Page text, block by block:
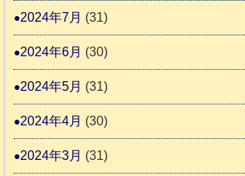
2024年7月 (31)
2024年6月 (30)
2024年5月 (31)
2024年4月 (30)
2024年3月 (31)